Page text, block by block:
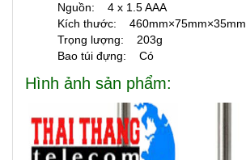
Nguồn: 4 x 1.5 AAA
Kích thước: 460mm×75mm×35mm
Trọng lượng: 203g
Bao túi đựng: Có
Hình ảnh sản phẩm: